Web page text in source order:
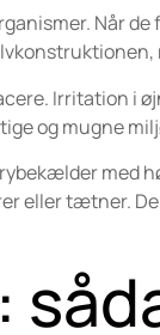
Når
Irritation
og mugne
med
eller tætner.